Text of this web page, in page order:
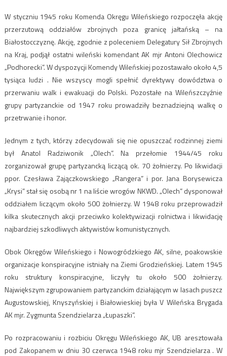
W styczniu 1945 roku Komenda Okręgu Wileńskiego rozpoczęła akcję
przerzutową oddziałów zbrojnych poza granicę jałtańską – na
Białostocczyznę. Akcję, zgodnie z poleceniem Delegatury Sił Zbrojnych
na Kraj, podjął ostatni wileński komendant AK mjr Antoni Olechowicz
„Podhorecki”. W dyspozycji Komendy Wileńskiej pozostawało około 4,5
tysiąca ludzi . Nie wszyscy mogli spełnić dyrektywy dowództwa o
przerwaniu walk i ewakuacji do Polski. Pozostałe na Wileńszczyźnie
grupy partyzanckie od 1947 roku prowadziły beznadziejną walkę o
przetrwanie i honor.
Jednym z tych, którzy zdecydowali się nie opuszczać rodzinnej ziemi
był Anatol Radziwonik „Olech”. Na przełomie 1944/45 roku
zorganizował grupę partyzancką liczącą ok. 70 żołnierzy. Po likwidacji
ppor. Czesława Zajączkowskiego „Rangera” i por. Jana Borysewicza
„Krysi” stał się osobą nr 1 na liście wrogów NKWD. „Olech” dysponował
oddziałem liczącym około 500 żołnierzy. W 1948 roku przeprowadził
kilka skutecznych akcji przeciwko kolektywizacji rolnictwa i likwidację
najbardziej szkodliwych aktywistów komunistycznych.
Obok Okręgów Wileńskiego i Nowogródzkiego AK, silne, poakowskie
organizacje konspiracyjne istniały na Ziemi Grodzieńskiej. Latem 1945
roku struktury konspiracyjne, liczyły tu około 500 żołnierzy.
Największym zgrupowaniem partyzanckim działającym w lasach puszcz
Augustowskiej, Knyszyńskiej i Białowieskiej była V Wileńska Brygada
AK mjr. Zygmunta Szendzielarza „Łupaszki”.
Po rozpracowaniu i rozbiciu Okręgu Wileńskiego AK, UB aresztowała
pod Zakopanem w dniu 30 czerwca 1948 roku mjr Szendzielarza . W